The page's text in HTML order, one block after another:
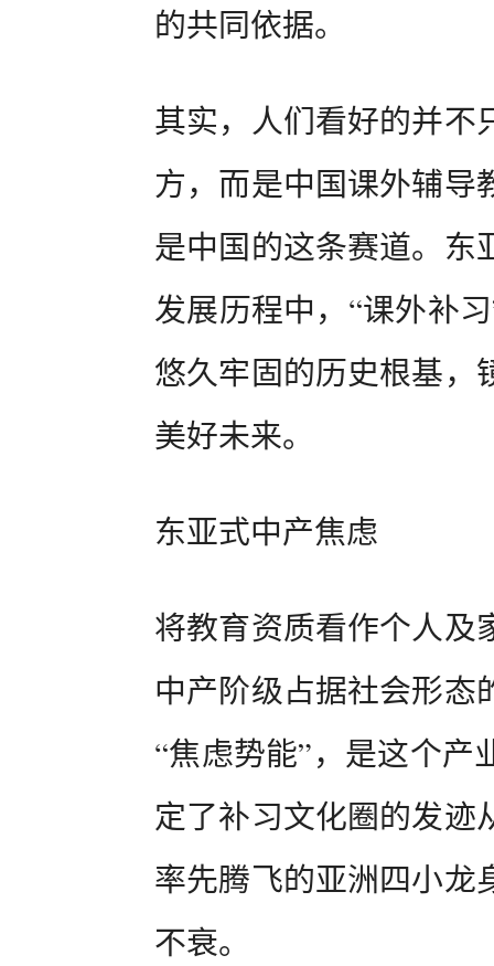
的共同依据。
其实，人们看好的并不
方，而是中国课外辅导
是中国的这条赛道。东
发展历程中，“课外补
悠久牢固的历史根基，
美好未来。
东亚式中产焦虑
将教育资质看作个人及
中产阶级占据社会形态
“焦虑势能”，是这个
定了补习文化圈的发迹
率先腾飞的亚洲四小龙
不衰。